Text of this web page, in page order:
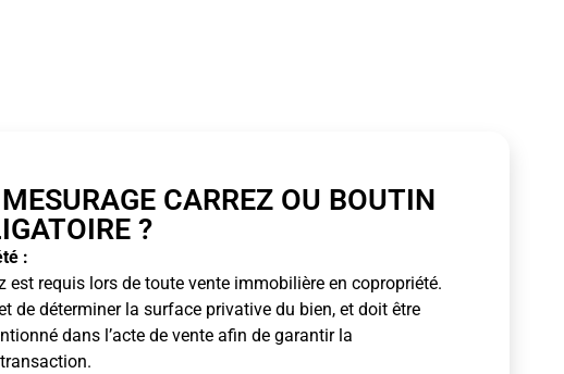
CARREZ OU BOUTIN
?
:
est requis lors de toute vente immobilière en copropriété.
de déterminer la surface privative du bien, et doit être
dans l’acte de vente afin de garantir la